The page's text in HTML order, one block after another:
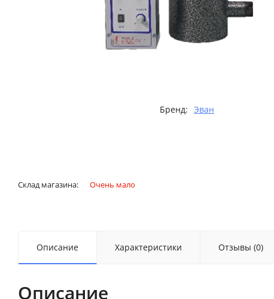
Бренд: Эван
Склад магазина: Очень мало
Описание Характеристики Отзывы (0)
Описание